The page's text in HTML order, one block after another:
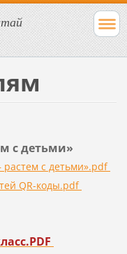
с детьми»
растем с детьми».pdf
QR-коды.pdf